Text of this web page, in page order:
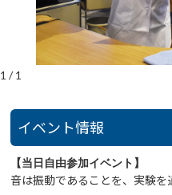
1 /1
イベント情報
【当日自由参加イベント】
音は振動であることを、実験を